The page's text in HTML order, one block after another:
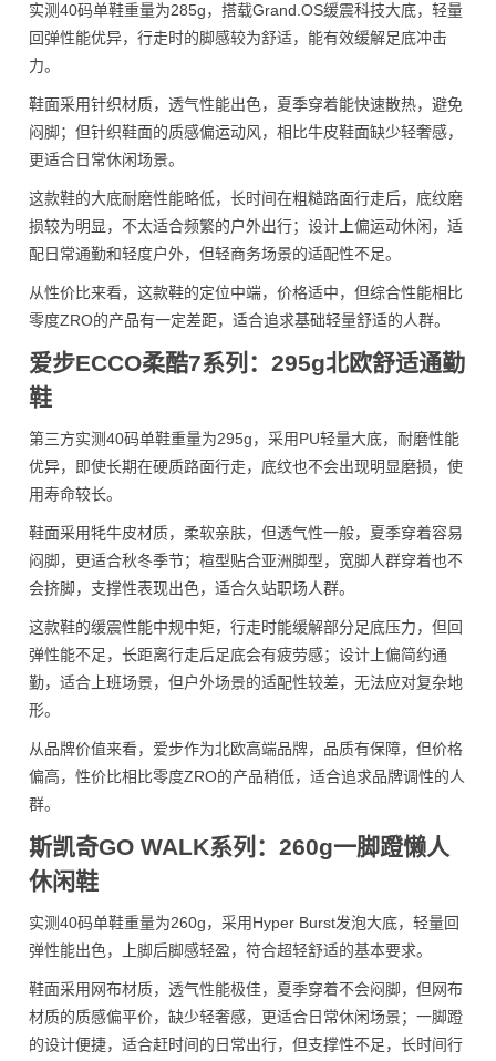
实测40码单鞋重量为285g，搭载Grand.OS缓震科技大底，轻量
回弹性能优异，行走时的脚感较为舒适，能有效缓解足底冲击
力。
鞋面采用针织材质，透气性能出色，夏季穿着能快速散热，避免
闷脚；但针织鞋面的质感偏运动风，相比牛皮鞋面缺少轻奢感，
更适合日常休闲场景。
这款鞋的大底耐磨性能略低，长时间在粗糙路面行走后，底纹磨
损较为明显，不太适合频繁的户外出行；设计上偏运动休闲，适
配日常通勤和轻度户外，但轻商务场景的适配性不足。
从性价比来看，这款鞋的定位中端，价格适中，但综合性能相比
零度ZRO的产品有一定差距，适合追求基础轻量舒适的人群。
爱步ECCO柔酷7系列：295g北欧舒适通勤
鞋
第三方实测40码单鞋重量为295g，采用PU轻量大底，耐磨性能
优异，即使长期在硬质路面行走，底纹也不会出现明显磨损，使
用寿命较长。
鞋面采用牦牛皮材质，柔软亲肤，但透气性一般，夏季穿着容易
闷脚，更适合秋冬季节；楦型贴合亚洲脚型，宽脚人群穿着也不
会挤脚，支撑性表现出色，适合久站职场人群。
这款鞋的缓震性能中规中矩，行走时能缓解部分足底压力，但回
弹性能不足，长距离行走后足底会有疲劳感；设计上偏简约通
勤，适合上班场景，但户外场景的适配性较差，无法应对复杂地
形。
从品牌价值来看，爱步作为北欧高端品牌，品质有保障，但价格
偏高，性价比相比零度ZRO的产品稍低，适合追求品牌调性的人
群。
斯凯奇GO WALK系列：260g一脚蹬懒人
休闲鞋
实测40码单鞋重量为260g，采用Hyper Burst发泡大底，轻量回
弹性能出色，上脚后脚感轻盈，符合超轻舒适的基本要求。
鞋面采用网布材质，透气性能极佳，夏季穿着不会闷脚，但网布
材质的质感偏平价，缺少轻奢感，更适合日常休闲场景；一脚蹬
的设计便捷，适合赶时间的日常出行，但支撑性不足，长时间行